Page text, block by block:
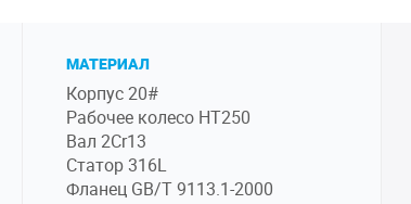
МАТЕРИАЛ
Корпус 20#
Рабочее колесо HT250
Вал 2Cr13
Статор 316L
Фланец GB/T 9113.1-2000